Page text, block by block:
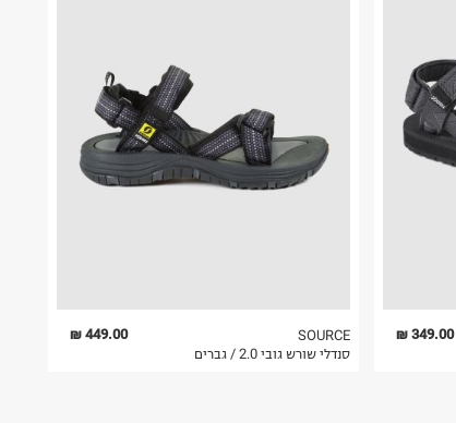
449.00 ₪
SOURCE
סנדלי שורש גובי 2.0 / גברים
349.00 ₪